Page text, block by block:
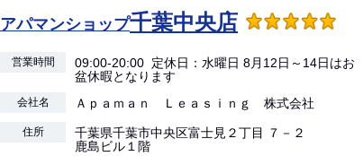
アパマンショップ千葉中央店
営業時間
09:00-20:00 定休日：水曜日 8月12日～14日はお
盆休暇となります
会社名 Ａｐａｍａｎ Ｌｅａｓｉｎｇ 株式会社
住所
千葉県千葉市中央区富士見２丁目 ７－２
鹿島ビル１階